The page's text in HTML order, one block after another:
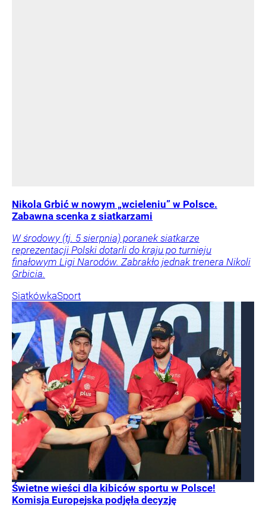
Nikola Grbić w nowym „wcieleniu” w Polsce.
Zabawna scenka z siatkarzami
W środowy (tj. 5 sierpnia) poranek siatkarze
reprezentacji Polski dotarli do kraju po turnieju
finałowym Ligi Narodów. Zabrakło jednak trenera Nikoli
Grbicia.
SiatkówkaSport
Świetne wieści dla kibiców sportu w Polsce!
Komisja Europejska podjęła decyzję